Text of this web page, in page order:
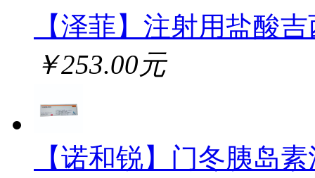
【泽菲】注射用盐酸
￥253.00元
【诺和锐】门冬胰岛